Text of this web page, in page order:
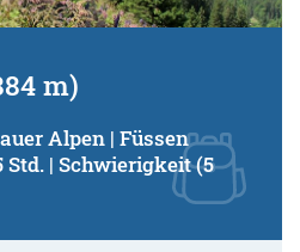
m)
Alpen | Füssen
Std. | Schwierigkeit (5